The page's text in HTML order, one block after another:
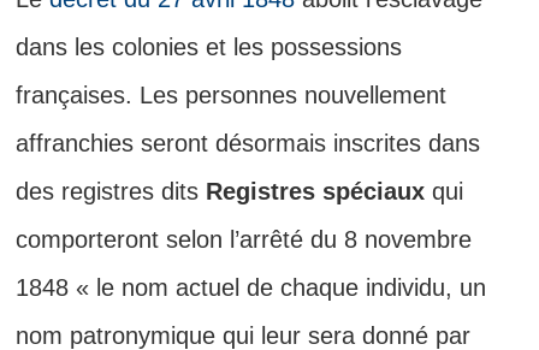
dans les colonies et les possessions
françaises. Les personnes nouvellement
affranchies seront désormais inscrites dans
des registres dits Registres spéciauxqui
comporteront selon l’arrêté du 8 novembre
1848 « le nom actuel de chaque individu, un
nom patronymique qui leur sera donné par